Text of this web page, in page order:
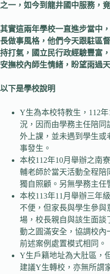
之一，如今到龍井國中服務，
其實這兩年學校一直進步當中
長做事風格，他們今天跟駐區
持打氣，國立民行政經驗豐富
安撫校內師生情緒，盼望雨過天
以下是學校說明
Y生為本校特教生，112
況，因而由學務主任陪同
外上課，並未遇到學生或
事發生。
本校112年10月舉辦之南
輔老師於當天活動全程陪
獨自照顧。另無學務主任
本校113年11月舉辦三年
不便，但家長與學生參與
場，校長親自與該生面談
動之圓滿安全，協調校內
前述案例處置模式相同。
Y生戶籍地址為大肚區，
建議Y生轉校，亦無所謂